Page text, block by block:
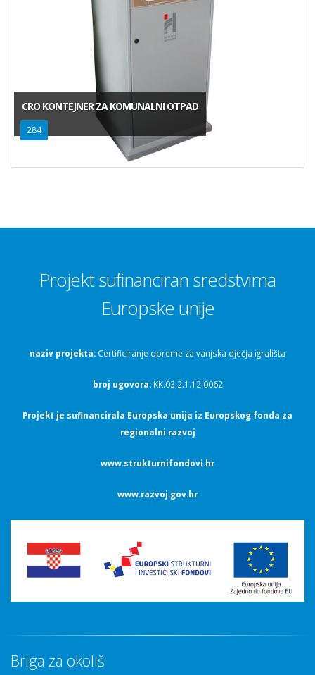
CRO KONTEJNER ZA KOMUNALNI OTPAD
284
Projekt sufinanciran sredstvima
Europske unije
naziv projekta: Certificiranje opreme za vanjska dječja igrališta
broj ugovora:KK.03.2.1.12.0062
Projekt je sufinancirala Europska unija iz Europskog fonda za
regionalni razvoj
www.strukturnifondovi.hr
www.razvoj.gov.hr
Briga za okoliš